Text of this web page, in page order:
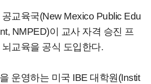
교육국(New Mexico Public Edu
NMPED)이 교사 자격 승진 프
뇌교육을 공식 도입한다.
운영하는 미국 IBE 대학원(Instit